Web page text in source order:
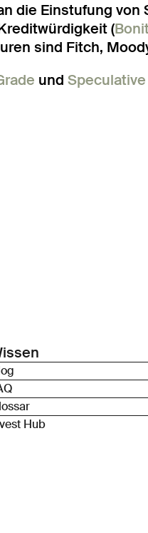
die Einstufung
(
sind Fitch,
und
Hub